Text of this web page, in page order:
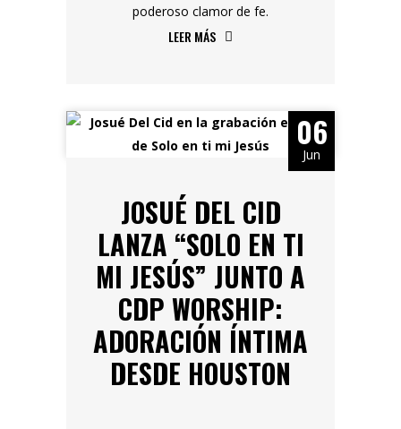
poderoso clamor de fe.
LEER MÁS
06
Jun
JOSUÉ DEL CID
LANZA “SOLO EN TI
MI JESÚS” JUNTO A
CDP WORSHIP:
ADORACIÓN ÍNTIMA
DESDE HOUSTON